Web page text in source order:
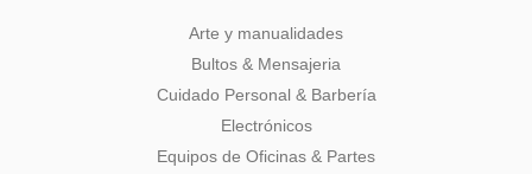
Arte y manualidades
Bultos & Mensajeria
Cuidado Personal & Barbería
Electrónicos
Equipos de Oficinas & Partes